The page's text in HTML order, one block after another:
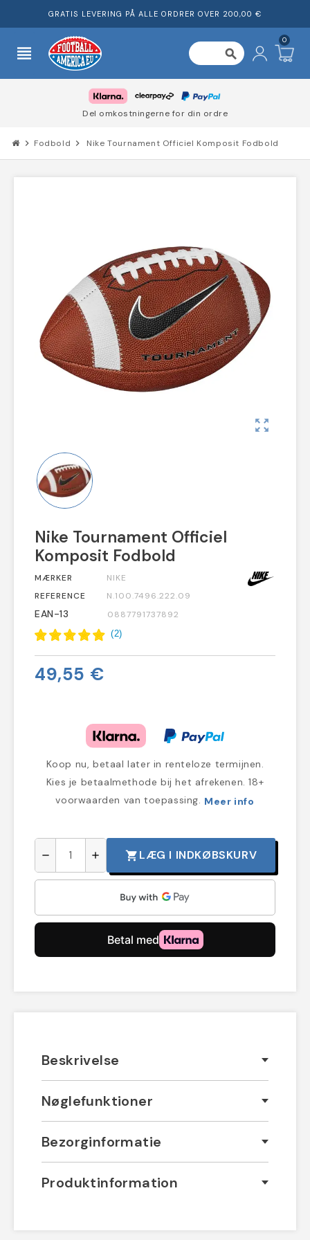
GRATIS LEVERING PÅ ALLE ORDRER OVER 200,00 €
view_headline search
0
Del omkostningerne for din ordre
chevron_right Fodbold chevron_right Nike Tournament Officiel Komposit Fodbold
zoom_out_map
Nike Tournament Officiel
Komposit Fodbold
MÆRKER
NIKE
REFERENCE
N.100.7496.222.09
EAN-13 0887791737892
(2)
49,55 €
Koop nu, betaal later in renteloze termijnen.
Kies je betaalmethode bij het afrekenen. 18+
voorwaarden van toepassing. Meer info
remove add shopping_cart LÆG I INDKØBSKURV
Beskrivelse
Nøglefunktioner
Bezorginformatie
Produktinformation